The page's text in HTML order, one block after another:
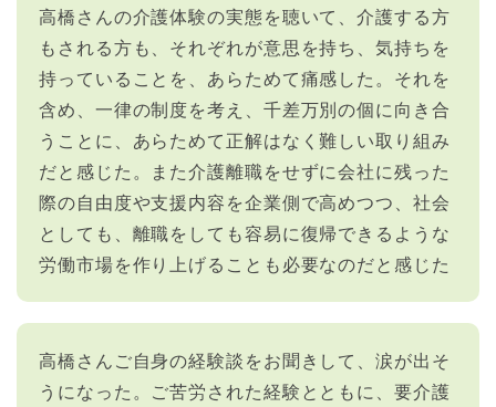
高橋さんの介護体験の実態を聴いて、介護する方
もされる方も、それぞれが意思を持ち、気持ちを
持っていることを、あらためて痛感した。それを
含め、一律の制度を考え、千差万別の個に向き合
うことに、あらためて正解はなく難しい取り組み
だと感じた。また介護離職をせずに会社に残った
際の自由度や支援内容を企業側で高めつつ、社会
としても、離職をしても容易に復帰できるような
労働市場を作り上げることも必要なのだと感じた
高橋さんご自身の経験談をお聞きして、涙が出そ
うになった。ご苦労された経験とともに、要介護